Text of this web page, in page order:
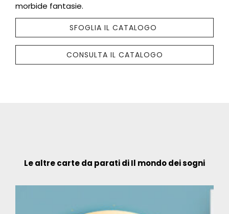
morbide fantasie.
SFOGLIA IL CATALOGO
CONSULTA IL CATALOGO
Le altre carte da parati di Il mondo dei sogni